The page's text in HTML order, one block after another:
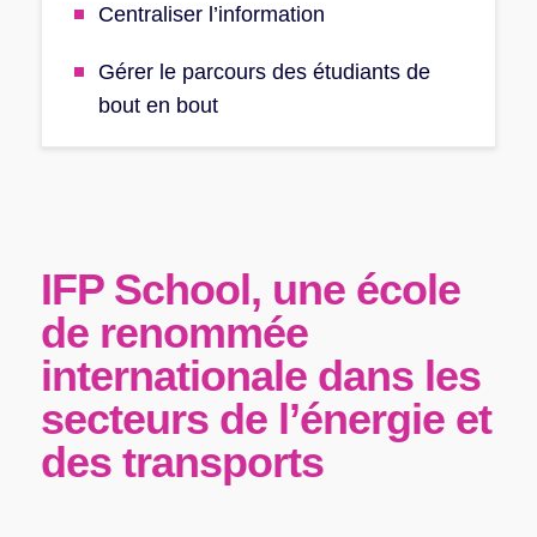
Centraliser l’information
Gérer le parcours des étudiants de
bout en bout
IFP School, une école
de renommée
internationale dans les
secteursde l’énergie et
des transports